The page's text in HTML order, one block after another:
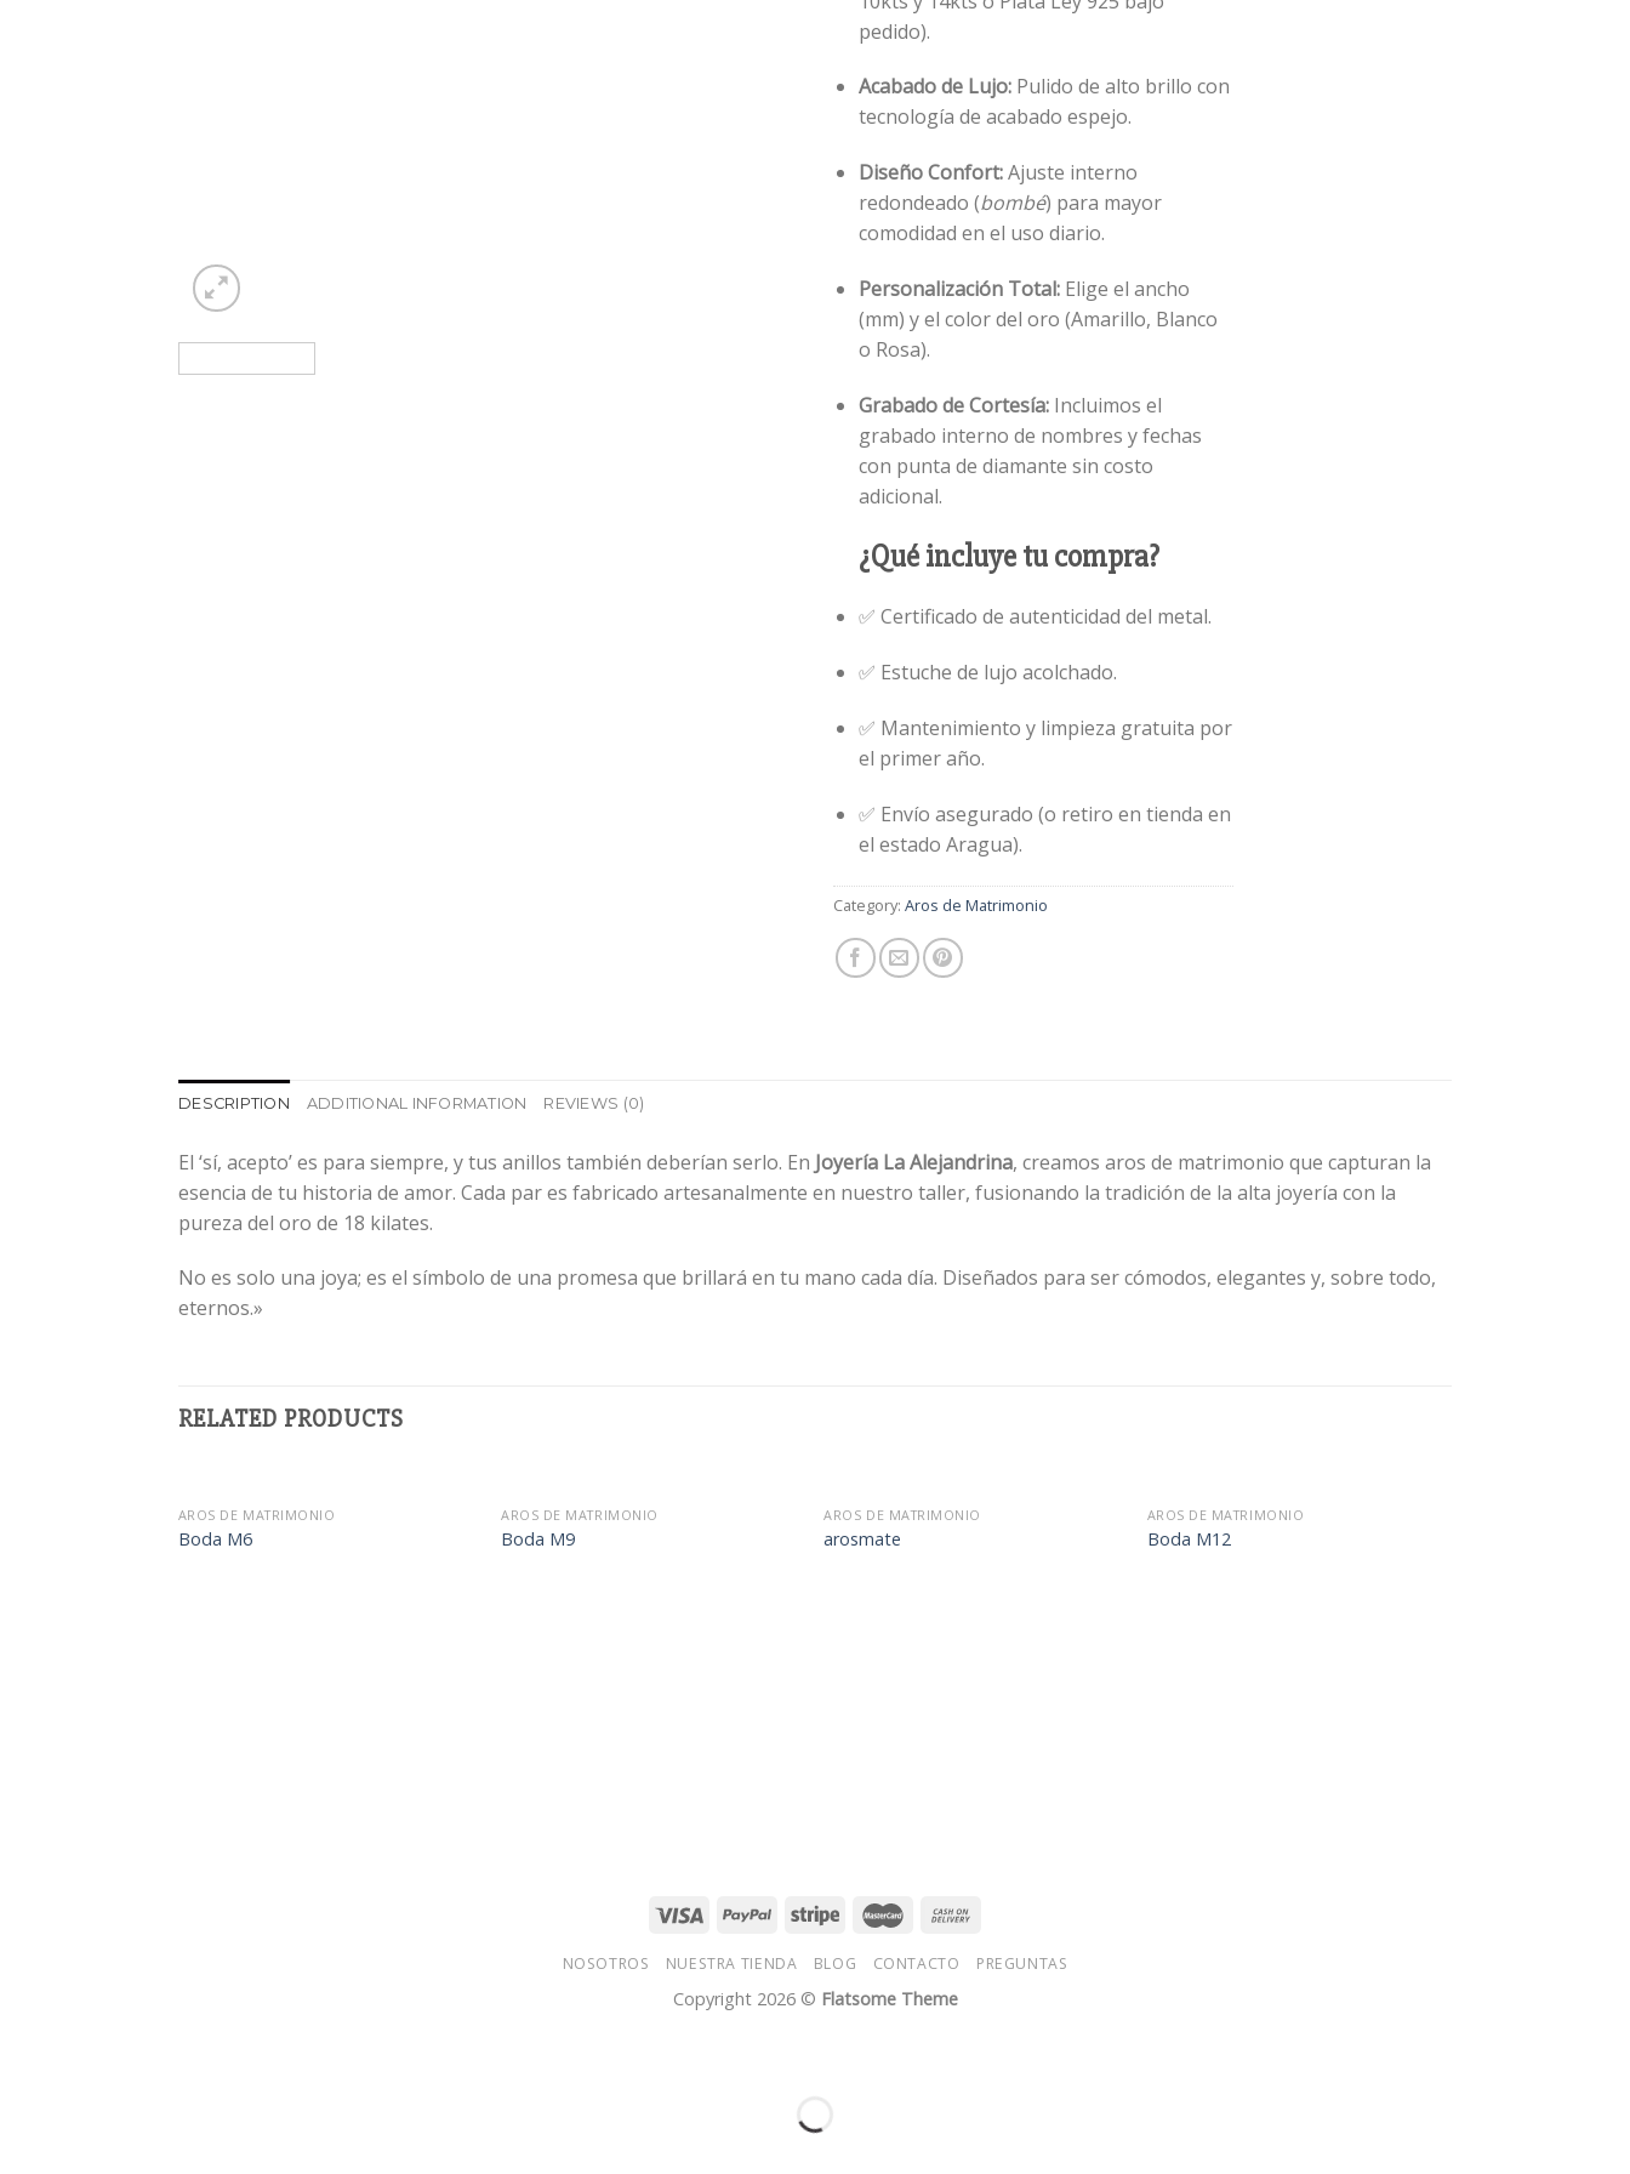
pedido).
Acabado de Lujo:Pulido de alto brillo con
tecnología de acabado espejo.
Diseño Confort:Ajuste interno
redondeado (bombé) para mayor
comodidad en el uso diario.
Personalización Total:Elige el ancho
(mm) y el color del oro (Amarillo, Blanco
o Rosa).
Grabado de Cortesía:Incluimos el
grabado interno de nombres y fechas
con punta de diamante sin costo
adicional.
¿Qué incluye tu compra?
✅ Certificado de autenticidad del metal.
✅ Estuche de lujo acolchado.
✅ Mantenimiento y limpieza gratuita por
el primer año.
✅ Envío asegurado (o retiro en tienda en
el estado Aragua).
Category: Aros de Matrimonio
DESCRIPTION ADDITIONAL INFORMATION REVIEWS (0)
El ‘sí, acepto’ es para siempre, y tus anillos también deberían serlo. En Joyería La Alejandrina, creamos aros de matrimonio que capturan la
esencia de tu historia de amor. Cada par es fabricado artesanalmente en nuestro taller, fusionando la tradición de la alta joyería con la
pureza del oro de 18 kilates.
No es solo una joya; es el símbolo de una promesa que brillará en tu mano cada día. Diseñados para ser cómodos, elegantes y, sobre todo,
eternos.»
RELATED PRODUCTS
AROS DE MATRIMONIO
Boda M6
AROS DE MATRIMONIO
Boda M9
AROS DE MATRIMONIO
arosmate
AROS DE MATRIMONIO
Boda M12
NOSOTROS NUESTRA TIENDA BLOG CONTACTO PREGUNTAS
Copyright 2026 © Flatsome Theme